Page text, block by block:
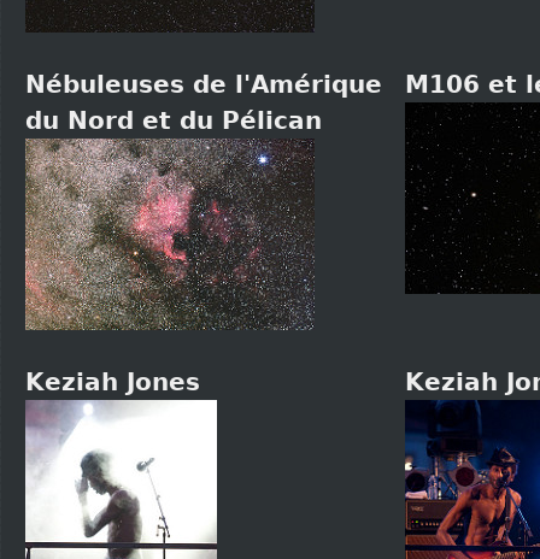
Nébuleuses de l'Amérique
du Nord et du Pélican
M106 et
Keziah Jones Keziah